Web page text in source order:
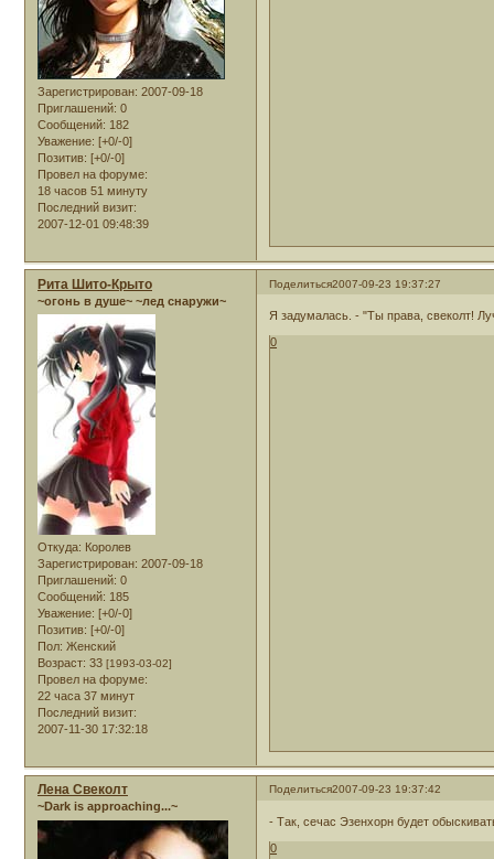
Зарегистрирован: 2007-09-18
Приглашений: 0
Сообщений: 182
Уважение: [+0/-0]
Позитив: [+0/-0]
Провел на форуме:
18 часов 51 минуту
Последний визит:
2007-12-01 09:48:39
Поделиться2007-09-23 19:37:27
Рита Шито-Крыто
~огонь в душе~ ~лед снаружи~
Откуда: Королев
Зарегистрирован: 2007-09-18
Приглашений: 0
Сообщений: 185
Уважение: [+0/-0]
Позитив: [+0/-0]
Пол: Женский
Возраст: 33 [1993-03-02]
Провел на форуме:
22 часа 37 минут
Последний визит:
2007-11-30 17:32:18
Я задумалась. - "Ты права, свеколт!
0
Поделиться2007-09-23 19:37:42
Лена Свеколт
~Dark is approaching...~
- Так, сечас Эзенхорн будет
0